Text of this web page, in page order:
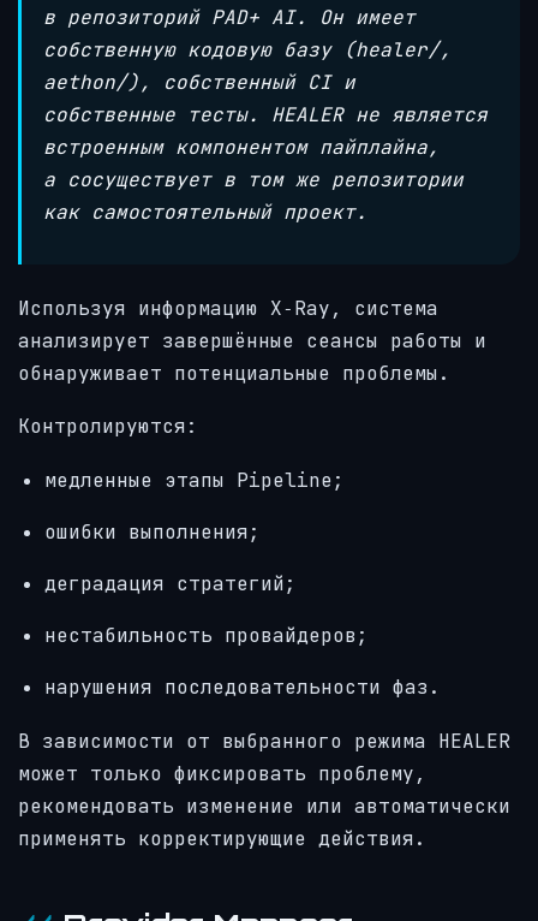
в репозиторий PAD+ AI. Он имеет
собственную кодовую базу (healer/,
aethon/), собственный CI и
собственные тесты. HEALER не является
встроенным компонентом пайплайна,
а сосуществует в том же репозитории
как самостоятельный проект.
Используя информацию X‑Ray, система
анализирует завершённые сеансы работы и
обнаруживает потенциальные проблемы.
Контролируются:
медленные этапы Pipeline;
ошибки выполнения;
деградация стратегий;
нестабильность провайдеров;
нарушения последовательности фаз.
В зависимости от выбранного режима HEALER
может только фиксировать проблему,
рекомендовать изменение или автоматически
применять корректирующие действия.